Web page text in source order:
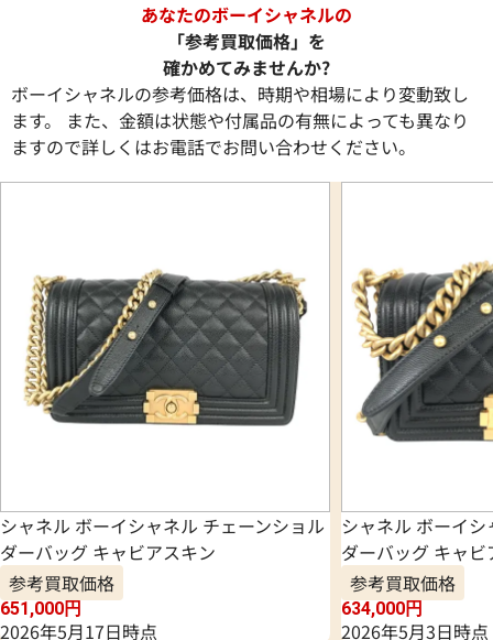
あなたのボーイシャネルの
「参考買取価格」を
確かめてみませんか?
ボーイシャネルの参考価格は、時期や相場により変動致し
ます。 また、金額は状態や付属品の有無によっても異なり
ますので詳しくはお電話でお問い合わせください。
シャネル ボーイシャネル チェーンショル
ダーバッグ キャビアスキン
参考買取価格
651,000円
2026年5月17日時点
シャネル ボーイ
ダーバッグ キャビ
参考買取価格
634,000円
2026年5月3日時点